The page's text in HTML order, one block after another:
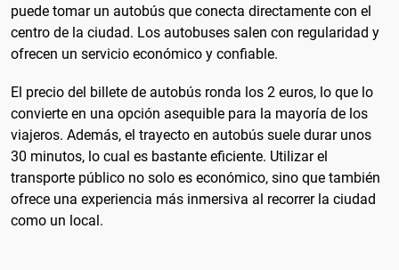
puede tomar un autobús que conecta directamente con el
centro de la ciudad. Los autobuses salen con regularidad y
ofrecen un servicio económico y confiable.
El precio del billete de autobús ronda los 2 euros, lo que lo
convierte en una opción asequible para la mayoría de los
viajeros. Además, el trayecto en autobús suele durar unos
30 minutos, lo cual es bastante eficiente. Utilizar el
transporte público no solo es económico, sino que también
ofrece una experiencia más inmersiva al recorrer la ciudad
como un local.